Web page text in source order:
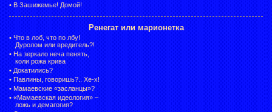
• В Зашижемье! Домой!
Ренегат или марионетка
• Что в лоб, что по лбу!
Дуролом или вредитель?!
• На зеркало неча пенять,
коли рожа крива
• Докатились?
• Павлины, говоришь?.. Хе-х!
• Мамаевские «засланцы»?
• «Мамаевская идеология» –
ложь и демагогия?